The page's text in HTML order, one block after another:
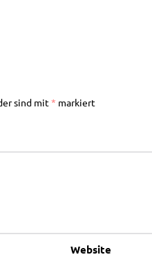
sind mit* markiert
Website